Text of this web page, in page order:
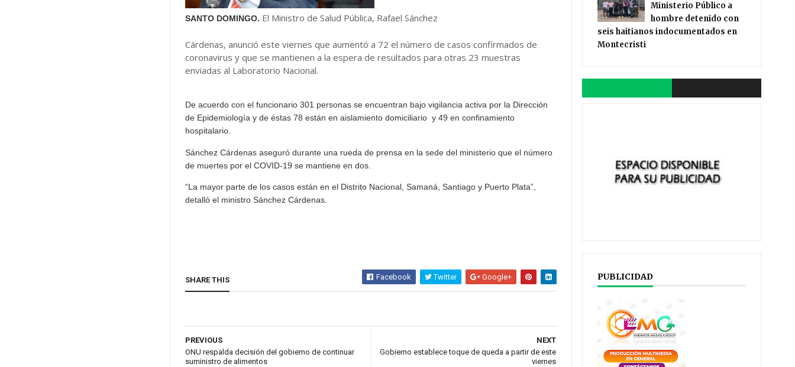
SANTO DOMINGO. El Ministro de Salud Pública, Rafael Sánchez
Cárdenas, anunció este viernes que aumentó a 72 el número de casos confirmados de
coronavirus y que se mantienen a la espera de resultados para otras 23 muestras
enviadas al Laboratorio Nacional.
De acuerdo con el funcionario 301 personas se encuentran bajo vigilancia activa por la Dirección
de Epidemiología y de éstas 78 están en aislamiento domiciliario y 49 en confinamiento
hospitalario.
Sánchez Cárdenas aseguró durante una rueda de prensa en la sede del ministerio que el número
de muertes por el COVID-19 se mantiene en dos.
“La mayor parte de los casos están en el Distrito Nacional, Samaná, Santiago y Puerto Plata”,
detalló el ministro Sánchez Cárdenas.
SHARE THIS Facebook Twitter Google+
NEXT
Gobierno establece toque de queda a partir de este
viernes
PREVIOUS
ONU respalda decisión del gobierno de continuar
suministro de alimentos
Ministerio Público a
hombre detenido con
seis haitianos indocumentados en
Montecristi
PUBLICIDAD